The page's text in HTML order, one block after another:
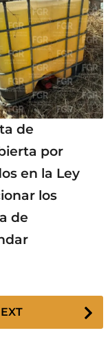
de
por
en la Ley
los
de